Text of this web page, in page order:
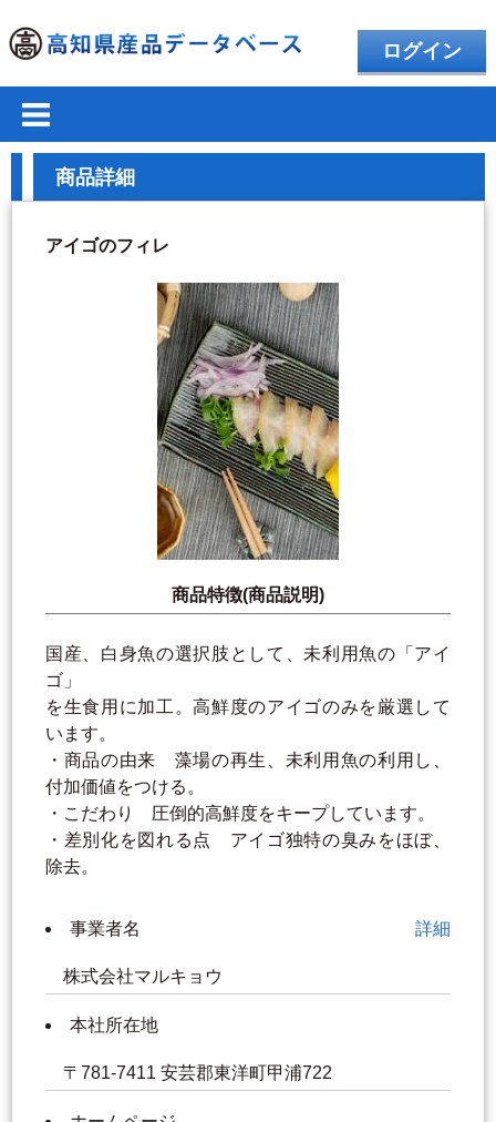
ログイン
商品詳細
アイゴのフィレ
商品特徴(商品説明)
国産、白身魚の選択肢として、未利用魚の「アイ
ゴ」
を生食用に加工。高鮮度のアイゴのみを厳選して
います。
・商品の由来 藻場の再生、未利用魚の利用し、
付加価値をつける。
・こだわり 圧倒的高鮮度をキープしています。
・差別化を図れる点 アイゴ独特の臭みをほぼ、
除去。
事業者名 詳細
株式会社マルキョウ
本社所在地
〒781-7411 安芸郡東洋町甲浦722